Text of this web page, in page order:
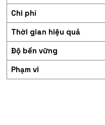
Chi phí
Thời gian hiệu quả
Độ bền vững
Phạm vi